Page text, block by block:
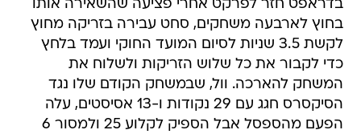
בדראפט חזר לפרקט אחרי פציעה שהשאירה אותו
בחוץ לארבעה משחקים, סחט עבירה בזריקה מחוץ
לקשת 3.5 שניות לסיום המועד החוקי ועמד בלחץ
כדי לקבור את כל שלוש הזריקות ולשלוח את
המשחק להארכה. וול, שבמשחק הקודם שלו נגד
הסיקסרס חגג עם 29 נקודות ו-13 אסיסטים, עלה
הפעם מהספסל אבל הספיק לקלוע 25 ולמסור 6